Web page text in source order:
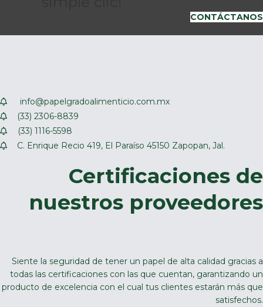
CONTÁCTANOS
info@papelgradoalimenticio.com.mx
(33) 2306-8839
(33) 1116-5598
C. Enrique Recio 419, El Paraíso 45150 Zapopan, Jal.
Certificaciones de
nuestros proveedores
Siente la seguridad de tener un papel de alta calidad gracias a
todas las certificaciones con las que cuentan, garantizando un
producto de excelencia con el cual tus clientes estarán más que
satisfechos.